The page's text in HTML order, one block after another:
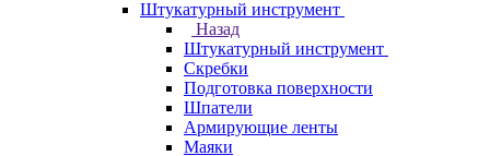
Штукатурный инструмент
Назад
Штукатурный инструмент
Скребки
Подготовка поверхности
Шпатели
Армирующие ленты
Маяки